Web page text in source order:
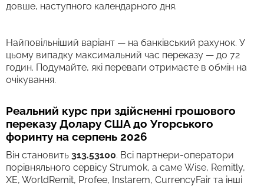
довше, наступного календарного дня.
Найповільніший варіант — на банківський рахунок. У
цьому випадку максимальний час переказу — до 72
годин. Подумайте, які переваги отримаєте в обмін на
очікування.
Реальний курс при здійсненні грошового
переказу Долару США до Угорського
форинту на серпень 2026
Він становить 313.53100. Всі партнери-оператори
порівняльного сервісу Strumok, а саме Wise, Remitly,
XE, WorldRemit, Profee, Instarem, CurrencyFair та інші